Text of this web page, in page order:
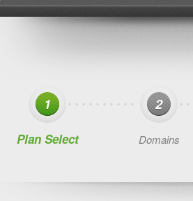
1
Plan Select
2
Domains